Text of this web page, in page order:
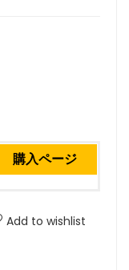
購入ページ
Add to wishlist